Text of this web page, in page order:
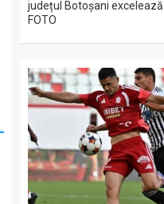
județul Botoșani
FOTO